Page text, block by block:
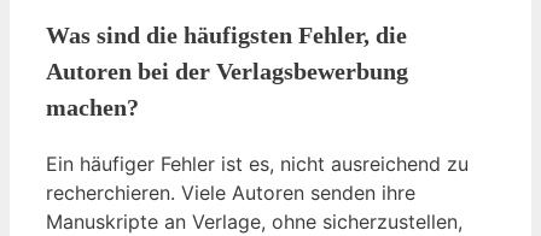
Was sind die häufigsten Fehler, die
Autoren bei der Verlagsbewerbung
machen?
Ein häufiger Fehler ist es, nicht ausreichend zu
recherchieren. Viele Autoren senden ihre
Manuskripte an Verlage, ohne sicherzustellen,